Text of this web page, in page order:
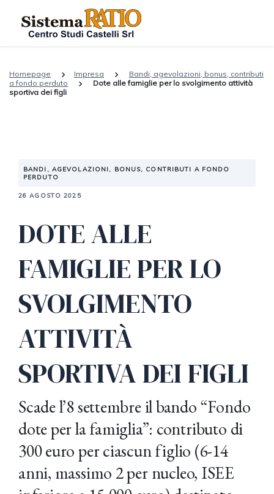
Homepage Impresa
Bandi, agevolazioni, bonus, contributi
a fondo perduto
Dote alle famiglie per lo svolgimento attività
sportiva dei figli
BANDI, AGEVOLAZIONI, BONUS, CONTRIBUTI A FONDO
PERDUTO
26 AGOSTO 2025
DOTE ALLE
FAMIGLIE PER LO
SVOLGIMENTO
ATTIVITÀ
SPORTIVA DEI FIGLI
Scade l’8 settembre il bando “Fondo
dote per la famiglia”: contributo di
300 euro per ciascun figlio (6-14
anni, massimo 2 per nucleo, ISEE